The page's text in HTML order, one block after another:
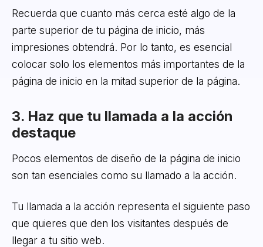
Recuerda que cuanto más cerca esté algo de la
parte superior de tu página de inicio, más
impresiones obtendrá. Por lo tanto, es esencial
colocar solo los elementos más importantes de la
página de inicio en la mitad superior de la página.
3. Haz que tu llamada a la acción
destaque
Pocos elementos de diseño de la página de inicio
son tan esenciales como su llamado a la acción.
Tu llamada a la acción representa el siguiente paso
que quieres que den los visitantes después de
llegar a tu sitio web.